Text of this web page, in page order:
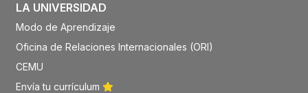
LA UNIVERSIDAD
Modo de Aprendizaje
Oficina de Relaciones Internacionales (ORI)
CEMU
Envía tu currículum